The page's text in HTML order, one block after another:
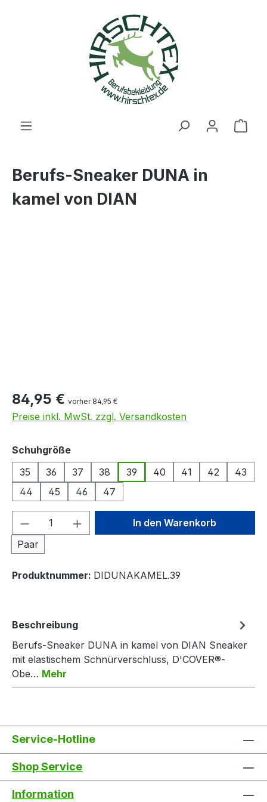
Berufs-Sneaker DUNA in
kamel von DIAN
84,95 € vorher 84,95 €
Preise inkl. MwSt. zzgl. Versandkosten
Schuhgrößeauswählen
35
36 37 38 39 40 41 42
43
44
45 46 47
Produkt Anzahl: Gib den
Paar
In den Warenkorb
Produktnummer: DIDUNAKAMEL.39
Beschreibung
Berufs-Sneaker DUNA in kamel von DIAN Sneaker
mit elastischem Schnürverschluss, D'COVER®-
Obe… Mehr
Service-Hotline
Shop Service
Information